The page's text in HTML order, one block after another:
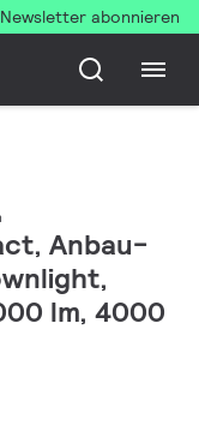
Newsletter abonnieren
Anbau-
lm, 4000